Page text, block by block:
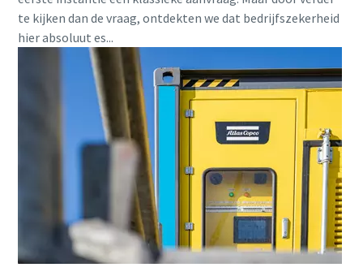
te kijken dan de vraag, ontdekten we dat bedrijfszekerheid
hier absoluut es...